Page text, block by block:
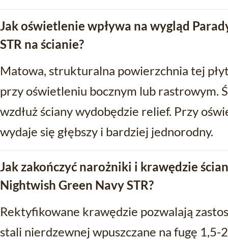
Jak oświetlenie wpływa na wygląd
STR na ścianie?
Matowa, strukturalna powierzchnia tej
przy oświetleniu bocznym lub rastrowym.
wzdłuż ściany wydobędzie relief. Przy
wydaje się głębszy i bardziej jednorodny.
Jak zakończyć narożniki i krawędzie
Nightwish Green Navy STR?
Rektyfikowane krawędzie pozwalają
stali nierdzewnej wpuszczane na fugę